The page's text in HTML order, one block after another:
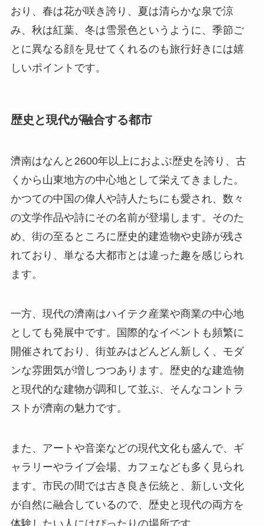
おり、春は花が咲き誇り、夏は清らかな泉で涼
み、秋は紅葉、冬は雪景色というように、季節ご
とに異なる顔を見せてくれるのも旅行好きには嬉
しいポイントです。
歴史と現代が融合する都市
濟南はなんと2600年以上におよぶ歴史を誇り、古
くから山東地方の中心地として栄えてきました。
かつての中国の偉人や詩人たちにも愛され、数々
の文学作品や詩にその名前が登場します。そのた
め、街の至るところに歴史的建造物や史跡が残さ
れており、単なる大都市とは違った趣を感じられ
ます。
一方、現代の濟南はハイテク産業や商業の中心地
としても発展中です。国際的なイベントも頻繁に
開催されており、街並みはどんどん新しく、モダ
ンな雰囲気が増しつつあります。歴史的な建造物
と現代的な建物が調和して並ぶ、そんなコントラ
ストが濟南の魅力です。
また、アートや音楽などの現代文化も盛んで、ギ
ャラリーやライブ会場、カフェなども多く見られ
ます。市民の間では古き良き伝統と、新しい文化
が自然に融合しているので、歴史と現代の両方を